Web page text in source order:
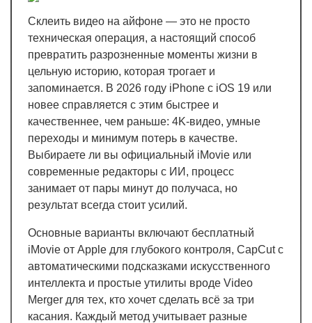
Склеить видео на айфоне — это не просто
техническая операция, а настоящий способ
превратить разрозненные моменты жизни в
цельную историю, которая трогает и
запоминается. В 2026 году iPhone с iOS 19 или
новее справляется с этим быстрее и
качественнее, чем раньше: 4K-видео, умные
переходы и минимум потерь в качестве.
Выбираете ли вы официальный iMovie или
современные редакторы с ИИ, процесс
занимает от пары минут до получаса, но
результат всегда стоит усилий.
Основные варианты включают бесплатный
iMovie от Apple для глубокого контроля, CapCut с
автоматическими подсказками искусственного
интеллекта и простые утилиты вроде Video
Merger для тех, кто хочет сделать всё за три
касания. Каждый метод учитывает разные